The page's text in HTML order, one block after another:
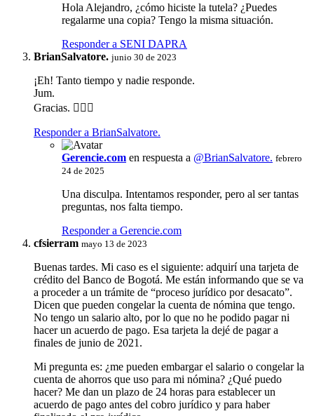
Hola Alejandro, ¿cómo hiciste la tutela? ¿Puedes
regalarme una copia? Tengo la misma situación.
Responder a SENI DAPRA
BrianSalvatore. junio 30 de 2023
¡Eh! Tanto tiempo y nadie responde.
Jum.
Gracias. 🤦🏻‍♂️
Responder a BrianSalvatore.
Gerencie.com en respuesta a @BrianSalvatore. febrero
24 de 2025
Una disculpa. Intentamos responder, pero al ser tantas
preguntas, nos falta tiempo.
Responder a Gerencie.com
cfsierram mayo 13 de 2023
Buenas tardes. Mi caso es el siguiente: adquirí una tarjeta de
crédito del Banco de Bogotá. Me están informando que se va
a proceder a un trámite de “proceso jurídico por desacato”.
Dicen que pueden congelar la cuenta de nómina que tengo.
No tengo un salario alto, por lo que no he podido pagar ni
hacer un acuerdo de pago. Esa tarjeta la dejé de pagar a
finales de junio de 2021.
Mi pregunta es: ¿me pueden embargar el salario o congelar la
cuenta de ahorros que uso para mi nómina? ¿Qué puedo
hacer? Me dan un plazo de 24 horas para establecer un
acuerdo de pago antes del cobro jurídico y para haber